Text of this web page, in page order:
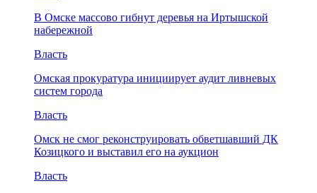
В Омске массово гибнут деревья на Иртышской
набережной
Власть
Омская прокуратура инициирует аудит ливневых
систем города
Власть
Омск не смог реконструировать обветшавший ДК
Козицкого и выставил его на аукцион
Власть